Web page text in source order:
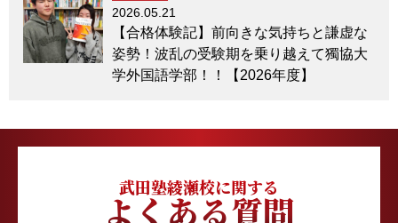
2026.05.21
【合格体験記】前向きな気持ちと謙虚な
姿勢！波乱の受験期を乗り越えて獨協大
学外国語学部！！【2026年度】
武田塾綾瀬校に関する
よくある質問